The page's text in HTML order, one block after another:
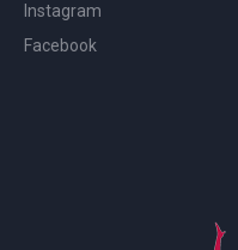
Instagram
Facebook